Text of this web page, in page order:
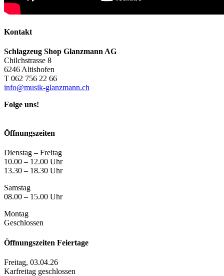
Kontakt
Schlagzeug Shop Glanzmann AG
Chilchstrasse 8
6246 Altishofen
T 062 756 22 66
info@musik-glanzmann.ch
Folge uns!
Öffnungszeiten
Dienstag – Freitag
10.00 – 12.00 Uhr
13.30 – 18.30 Uhr
Samstag
08.00 – 15.00 Uhr
Montag
Geschlossen
Öffnungszeiten Feiertage
Freitag, 03.04.26
Karfreitag geschlossen